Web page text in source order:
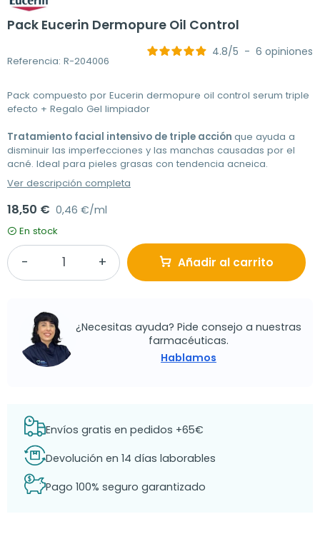
Pack Eucerin Dermopure Oil Control
Referencia: R-204006
4.8/5 - 6 opiniones
Pack compuesto por Eucerin dermopure oil control serum triple
efecto + Regalo Gel limpiador
Tratamiento facial intensivo de triple acción que ayuda a
disminuir las imperfecciones y las manchas causadas por el
acné. Ideal para pieles grasas con tendencia acneica.
Ver descripción completa
18,50 € 0,46 €/ml
En stock
Añadir al carrito
¿Necesitas ayuda? Pide consejo a nuestras
farmacéuticas.
Hablamos
Envíos gratis en pedidos +65€
Devolución en 14 días laborables
Pago 100% seguro garantizado